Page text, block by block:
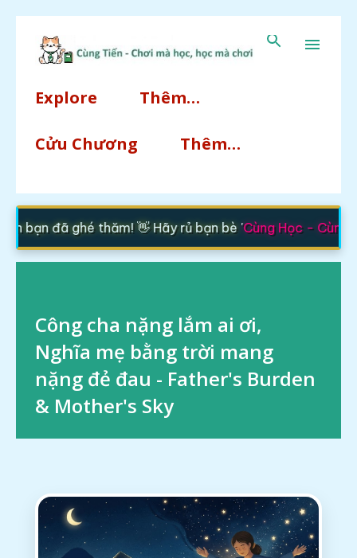
Chuyển đến nội dung chính
Explore Thêm…
Cửu Chương Thêm…
bạn đã ghé thăm! 👋 Hãy rủ bạn bè 'Cùng Học - Cùng
Công cha nặng lắm ai ơi,
Nghĩa mẹ bằng trời mang
nặng đẻ đau - Father's Burden
& Mother's Sky